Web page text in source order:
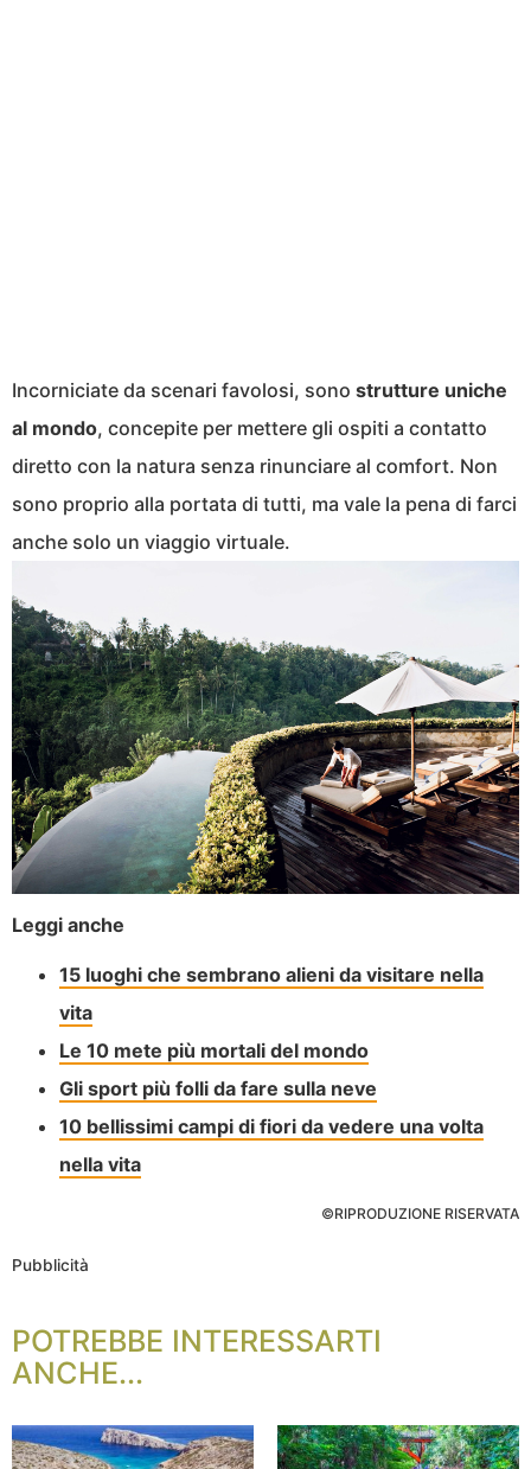
Incorniciate da scenari favolosi, sono strutture uniche
al mondo, concepite per mettere gli ospiti a contatto
diretto con la natura senza rinunciare al comfort. Non
sono proprio alla portata di tutti, ma vale la pena di farci
anche solo un viaggio virtuale.
Leggi anche
15 luoghi che sembrano alieni da visitare nella
vita
Le 10 mete più mortali del mondo
Gli sport più folli da fare sulla neve
10 bellissimi campi di fiori da vedere una volta
nella vita
©RIPRODUZIONE RISERVATA
Pubblicità
POTREBBE INTERESSARTI
ANCHE...